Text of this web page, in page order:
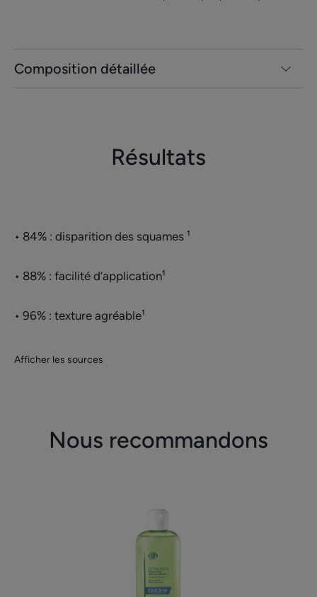
Composition détaillée
Résultats
• 84% : disparition des squames ¹
• 88% : facilité d’application¹
• 96% : texture agréable¹
Afficher les sources
Nous recommandons
protecteur